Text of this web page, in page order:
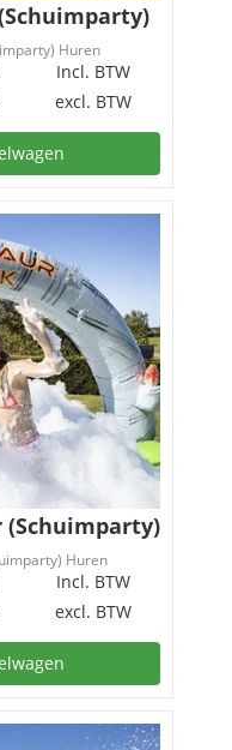
Huren
Incl. BTW
excl. BTW
(Schuimparty)
Huren
Incl. BTW
excl. BTW